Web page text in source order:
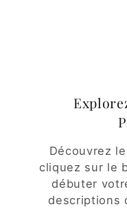
Découvrez
cliquez sur le
débuter
descriptions